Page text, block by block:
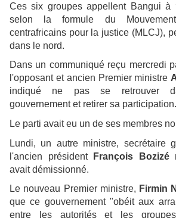
Ces six groupes appellent Bangui à
selon la formule du
centrafricains pour la justice (MLCJ),
dans le nord.
Dans un communiqué reçu mercredi
l'opposant et ancien Premier ministre
indiqué ne pas se retrouver
gouvernement et retirer sa participation.
Le parti avait eu un de ses membres
Lundi, un autre ministre, secrétaire
l'ancien président
François Bozizé
avait démissionné.
Le nouveau Premier ministre, Firmin
que ce gouvernement "obéit aux
entre les autorités et les